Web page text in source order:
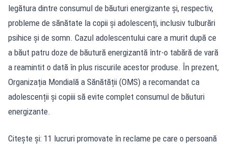
legătura dintre consumul de băuturi energizante și, respectiv,
probleme de sănătate la copii și adolescenți, inclusiv tulburări
psihice și de somn. Cazul adolescentului care a murit după ce
a băut patru doze de băutură energizantă într-o tabără de vară
a reamintit o dată în plus riscurile acestor produse. În prezent,
Organizația Mondială a Sănătății (OMS) a recomandat ca
adolescenții și copiii să evite complet consumul de băuturi
energizante.
Citește și: 11 lucruri promovate în reclame pe care o persoană